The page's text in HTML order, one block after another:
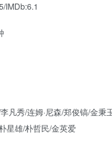
/连姆·尼森/郑俊镐/金秉
星雄/朴哲民/金英爱